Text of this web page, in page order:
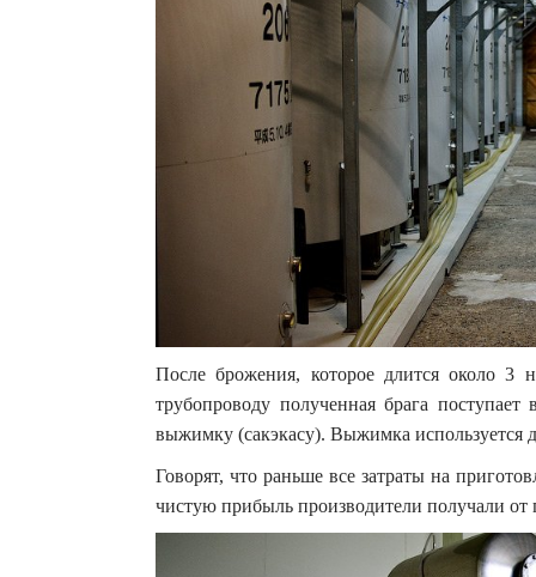
После брожения, которое длится около 3
трубопроводу полученная брага
выжимку (сакэкасу). Выжимка используется
Говорят, что раньше все затраты на
чистую прибыль производители получали от